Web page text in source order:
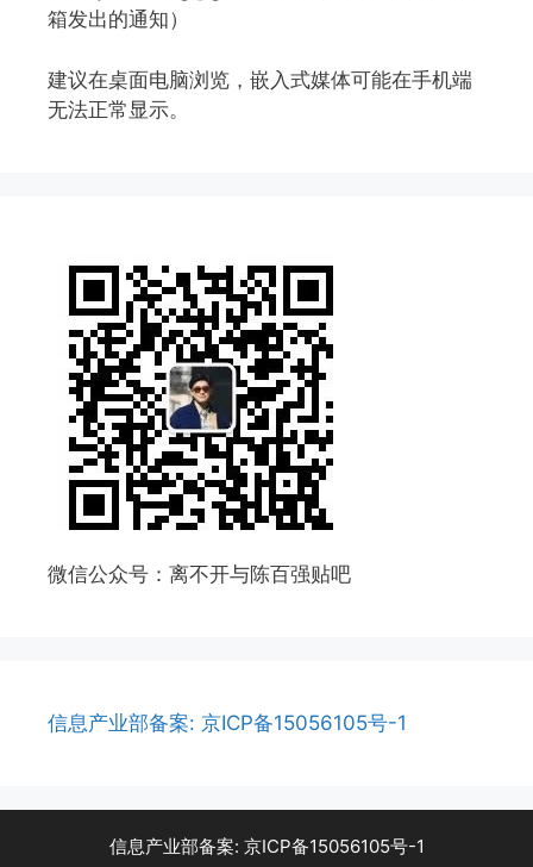
箱发出的通知）
建议在桌面电脑浏览，嵌入式媒体可能在手机端
无法正常显示。
微信公众号：离不开与陈百强贴吧
信息产业部备案: 京ICP备15056105号-1
信息产业部备案: 京ICP备15056105号-1